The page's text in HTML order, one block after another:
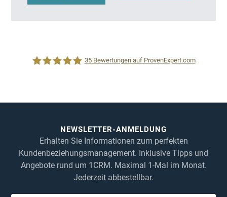
35Bewertungen auf ProvenExpert.com
NEWSLETTER-ANMELDUNG
Erhalten Sie Informationen zum perfekten
Kundenbeziehungsmanagement. Inklusive Tipps und
Angebote rund um 1CRM. Maximal 1-Mal im Monat.
Jederzeit abbestellbar.